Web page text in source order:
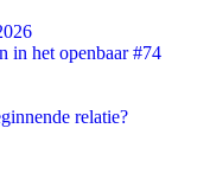
in het openbaar #74
relatie?